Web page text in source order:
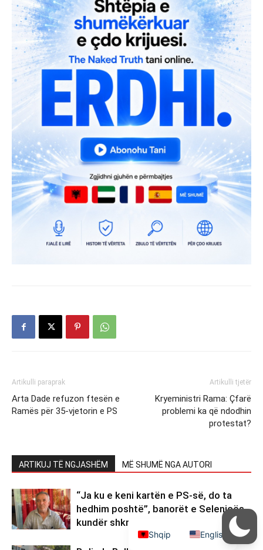
Artikulli paraprak
Arta Dade refuzon ftesën e
Ramës për 35-vjetorin e PS
Artikulli tjetër
Kryeministri Rama: Çfarë
problemi ka që ndodhin
protestat?
ARTIKUJ TË NGJASHËM MË SHUMË NGA AUTORI
“Ja ku e keni kartën e PS-së, do ta
hedhim poshtë”, banorët e Selenicës
kundër shkrirjes së bashkisë!
Shqip English